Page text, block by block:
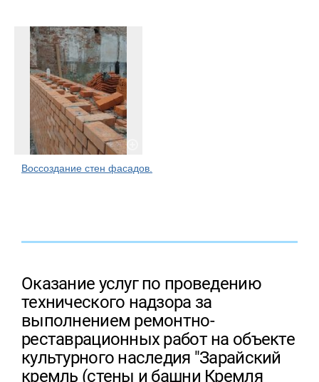
Воссоздание стен фасадов.
Оказание услуг по проведению
технического надзора за
выполнением ремонтно-
реставрационных работ на объекте
культурного наследия "Зарайский
кремль (стены и башни Кремля